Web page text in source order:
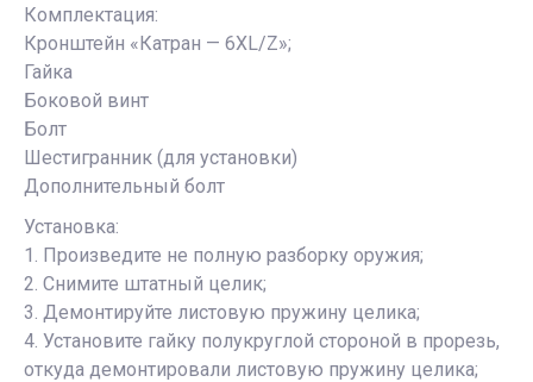
Комплектация:
Кронштейн «Катран — 6XL/Z»;
Гайка
Боковой винт
Болт
Шестигранник (для установки)
Дополнительный болт
Установка:
1. Произведите не полную разборку оружия;
2. Снимите штатный целик;
3. Демонтируйте листовую пружину целика;
4. Установите гайку полукруглой стороной в прорезь,
откуда демонтировали листовую пружину целика;